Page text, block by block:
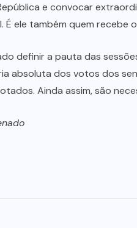
e convocar
ele também quem recebe
definir a pauta das
absoluta dos votos dos
Ainda assim, são